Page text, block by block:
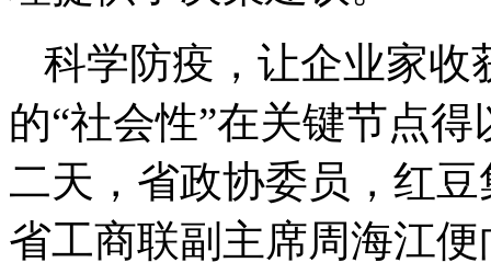
科学防疫，让企业家收
的“社会性”在关键节点
二天，省政协委员，红
省工商联副主席周海江